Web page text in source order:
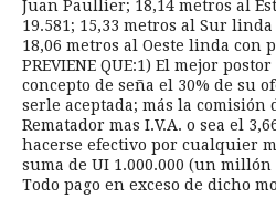
Juan Paullier; 18,14 metros al
19.581; 15,33 metros al Sur
18,06 metros al Oeste linda con
PREVIENE QUE:1) El mejor
concepto de seña el 30% de su
serle aceptada; más la comisión
Rematador mas I.V.A. o sea el
hacerse efectivo por cualquier
suma de UI 1.000.000 (un
Todo pago en exceso de dicho